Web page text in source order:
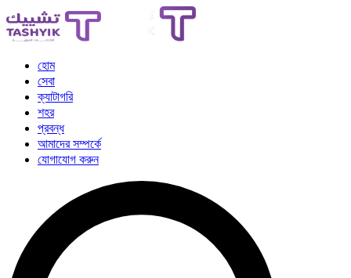
হোম
সেবা
ক্যাটাগরি
শহর
প্রবন্ধ
আমাদের সম্পর্কে
যোগাযোগ করুন